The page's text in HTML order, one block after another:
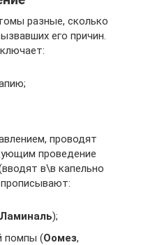
разные, сколько
его причин.
проводят
проведение
в\в капельно
Ламиналь);
помпы (Оомез,